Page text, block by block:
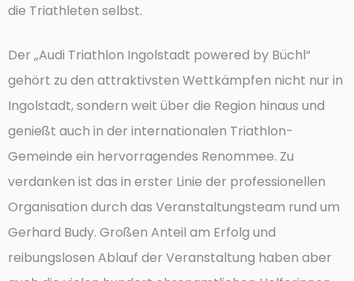
die Triathleten selbst.
Der „Audi Triathlon Ingolstadt powered by Büchl“
gehört zu den attraktivsten Wettkämpfen nicht nur in
Ingolstadt, sondern weit über die Region hinaus und
genießt auch in der internationalen Triathlon-
Gemeinde ein hervorragendes Renommee. Zu
verdanken ist das in erster Linie der professionellen
Organisation durch das Veranstaltungsteam rund um
Gerhard Budy. Großen Anteil am Erfolg und
reibungslosen Ablauf der Veranstaltung haben aber